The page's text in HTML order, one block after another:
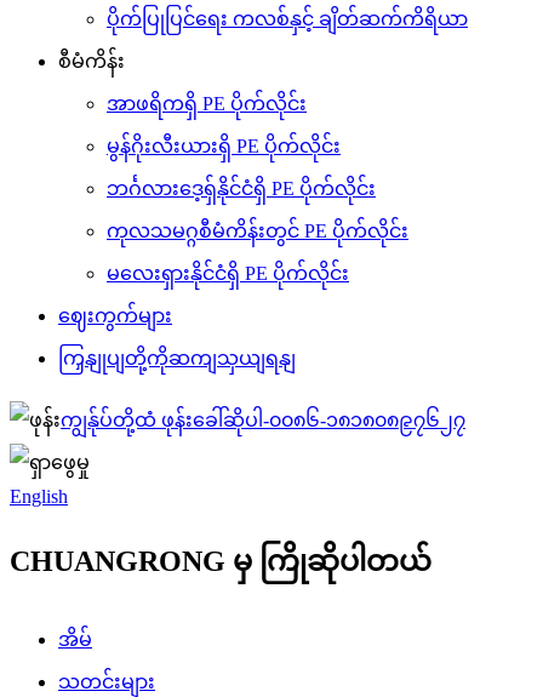
ပိုက်ပြုပြင်ရေး ကလစ်နှင့် ချိတ်ဆက်ကိရိယာ
စီမံကိန်း
အာဖရိကရှိ PE ပိုက်လိုင်း
မွန်ဂိုးလီးယားရှိ PE ပိုက်လိုင်း
ဘင်္ဂလားဒေ့ရှ်နိုင်ငံရှိ PE ပိုက်လိုင်း
ကုလသမဂ္ဂစီမံကိန်းတွင် PE ပိုက်လိုင်း
မလေးရှားနိုင်ငံရှိ PE ပိုက်လိုင်း
ဈေးကွက်များ
ကြှနျုပျတို့ကိုဆကျသှယျရနျ
ကျွန်ုပ်တို့ထံ ဖုန်းခေါ်ဆိုပါ-၀၀၈၆-၁၈၁၈၀၈၉၇၆၂၇
English
CHUANGRONG မှ ကြိုဆိုပါတယ်
အိမ်
သတင်းများ